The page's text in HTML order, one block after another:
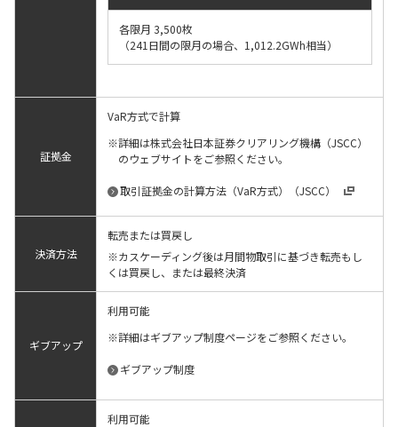
各限月 3,500枚
（241日間の限月の場合、1,012.2GWh相当）
証拠金
VaR方式で計算
詳細は株式会社日本証券クリアリング機構（JSCC）
のウェブサイトをご参照ください。
取引証拠金の計算方法（VaR方式）（JSCC）
決済方法
転売または買戻し
※カスケーディング後は月間物取引に基づき転売もし
くは買戻し、または最終決済
ギブアップ
利用可能
詳細はギブアップ制度ページをご参照ください。
ギブアップ制度
利用可能